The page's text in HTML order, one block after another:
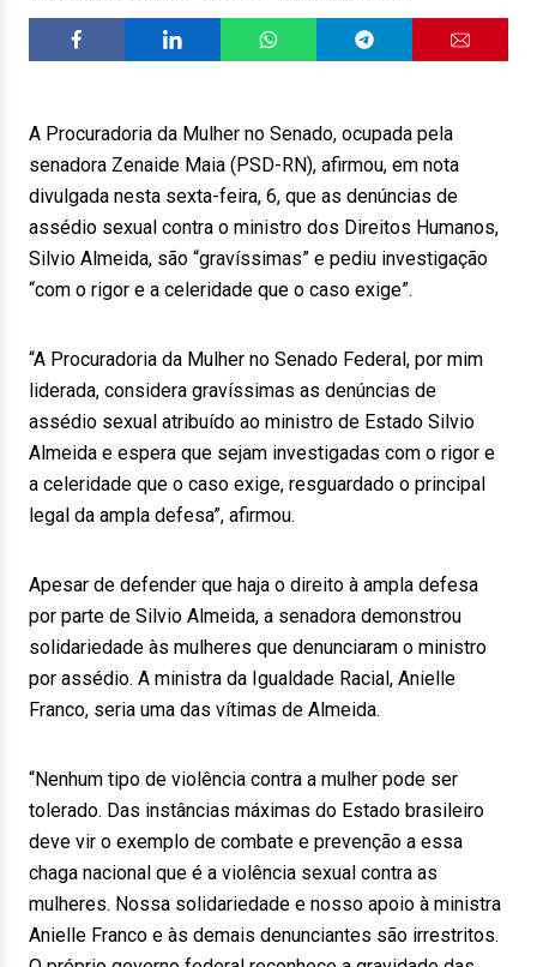
A Procuradoria da Mulher no Senado, ocupada pela
senadora Zenaide Maia (PSD-RN), afirmou, em nota
divulgada nesta sexta-feira, 6, que as denúncias de
assédio sexual contra o ministro dos Direitos Humanos,
Silvio Almeida, são “gravíssimas” e pediu investigação
“com o rigor e a celeridade que o caso exige”.
“A Procuradoria da Mulher no Senado Federal, por mim
liderada, considera gravíssimas as denúncias de
assédio sexual atribuído ao ministro de Estado Silvio
Almeida e espera que sejam investigadas com o rigor e
a celeridade que o caso exige, resguardado o principal
legal da ampla defesa”, afirmou.
Apesar de defender que haja o direito à ampla defesa
por parte de Silvio Almeida, a senadora demonstrou
solidariedade às mulheres que denunciaram o ministro
por assédio. A ministra da Igualdade Racial, Anielle
Franco, seria uma das vítimas de Almeida.
“Nenhum tipo de violência contra a mulher pode ser
tolerado. Das instâncias máximas do Estado brasileiro
deve vir o exemplo de combate e prevenção a essa
chaga nacional que é a violência sexual contra as
mulheres. Nossa solidariedade e nosso apoio à ministra
Anielle Franco e às demais denunciantes são irrestritos.